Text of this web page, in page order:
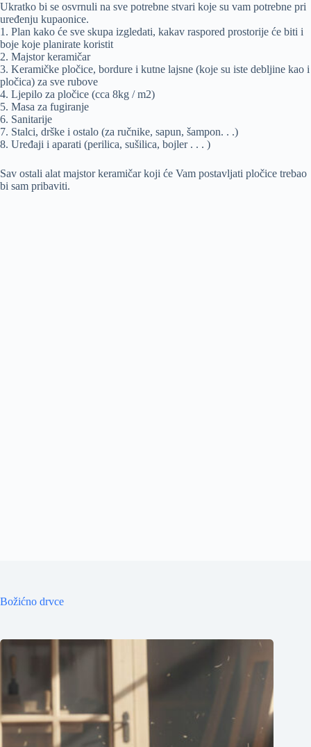
Ukratko bi se osvrnuli na sve potrebne stvari koje su vam potrebne pri
uređenju kupaonice.
1. Plan kako će sve skupa izgledati, kakav raspored prostorije će biti i
boje koje planirate koristit
2. Majstor keramičar
3. Keramičke pločice, bordure i kutne lajsne (koje su iste debljine kao i
pločica) za sve rubove
4. Ljepilo za pločice (cca 8kg / m2)
5. Masa za fugiranje
6. Sanitarije
7. Stalci, drške i ostalo (za ručnike, sapun, šampon. . .)
8. Uređaji i aparati (perilica, sušilica, bojler . . . )
Sav ostali alat majstor keramičar koji će Vam postavljati pločice trebao
bi sam pribaviti.
Božićno drvce